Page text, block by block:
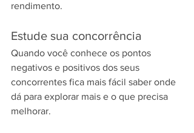
rendimento.
Estude sua concorrência
Quando você conhece os pontos
negativos e positivos dos seus
concorrentes fica mais fácil saber onde
dá para explorar mais e o que precisa
melhorar.